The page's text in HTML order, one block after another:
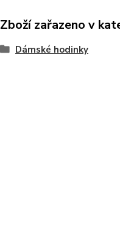
Zboží zařazeno v
Dámské hodinky